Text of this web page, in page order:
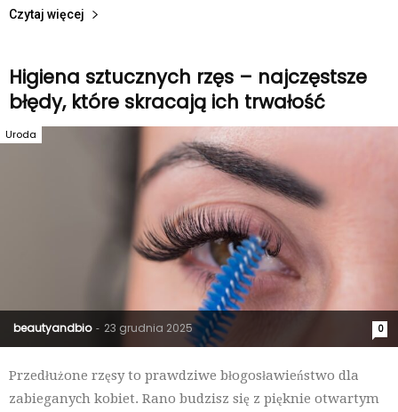
Czytaj więcej
Higiena sztucznych rzęs – najczęstsze
błędy, które skracają ich trwałość
beautyandbio - 23 grudnia 2025 0
Uroda
Przedłużone rzęsy to prawdziwe błogosławieństwo dla
zabieganych kobiet. Rano budzisz się z pięknie otwartym